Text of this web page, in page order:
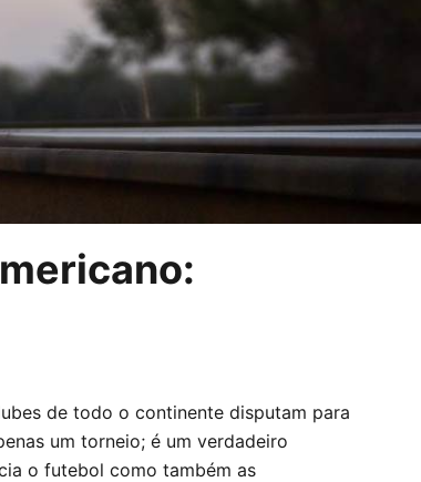
de todo o continente disputam para
um torneio; é um verdadeiro
o futebol como também as